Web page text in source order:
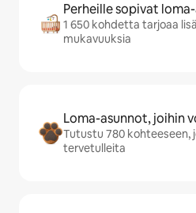
Perheille sopivat
1 650 kohdetta tarjoaa
mukavuuksia
Loma-asunnot, joihin
Tutustu 780 kohteeseen,
tervetulleita